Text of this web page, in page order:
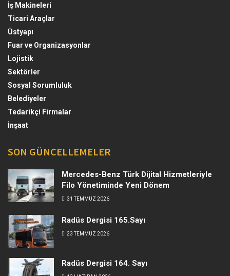
İş Makineleri
Ticari Araçlar
Üstyapı
Fuar ve Organizasyonlar
Lojistik
Sektörler
Sosyal Sorumluluk
Belediyeler
Tedarikçi Firmalar
İnşaat
SON GÜNCELLEMELER
Mercedes-Benz Türk Dijital Hizmetleriyle
Filo Yönetiminde Yeni Dönem
31 TEMMUZ 2026
Radüs Dergisi 165.Sayı
23 TEMMUZ 2026
Radüs Dergisi 164. Sayı